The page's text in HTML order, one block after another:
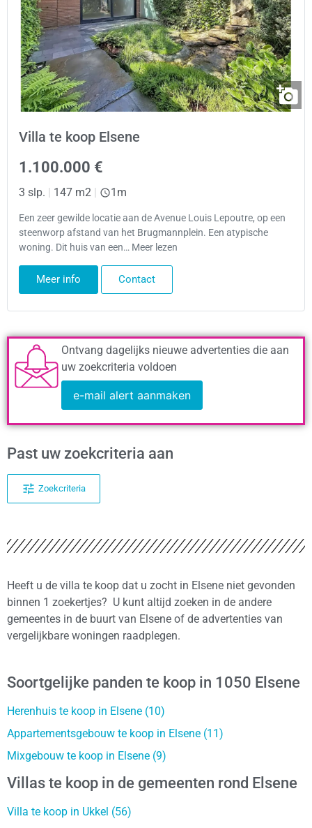
Villa te koop Elsene
1.100.000 €
3 slp. | 147 m2 | 1m
Een zeer gewilde locatie aan de Avenue Louis Lepoutre, op een
steenworp afstand van het Brugmannplein. Een atypische
woning. Dit huis van een… Meer lezen
Meer info Contact
Ontvang dagelijks nieuwe advertenties die aan
uw zoekcriteria voldoen
e-mail alert aanmaken
Past uw zoekcriteria aan
Zoekcriteria
Heeft u de villa te koop dat u zocht in Elsene niet gevonden
binnen 1 zoekertjes? U kunt altijd zoeken in de andere
gemeentes in de buurt van Elsene of de advertenties van
vergelijkbare woningen raadplegen.
Soortgelijke panden te koop in 1050 Elsene
Herenhuis te koop in Elsene (10)
Appartementsgebouw te koop in Elsene (11)
Mixgebouw te koop in Elsene (9)
Villas te koop in de gemeenten rond Elsene
Villa te koop in Ukkel (56)